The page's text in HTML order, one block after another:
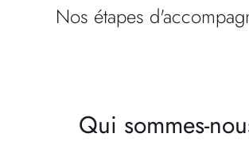
Nos étapes
Qui sommes-